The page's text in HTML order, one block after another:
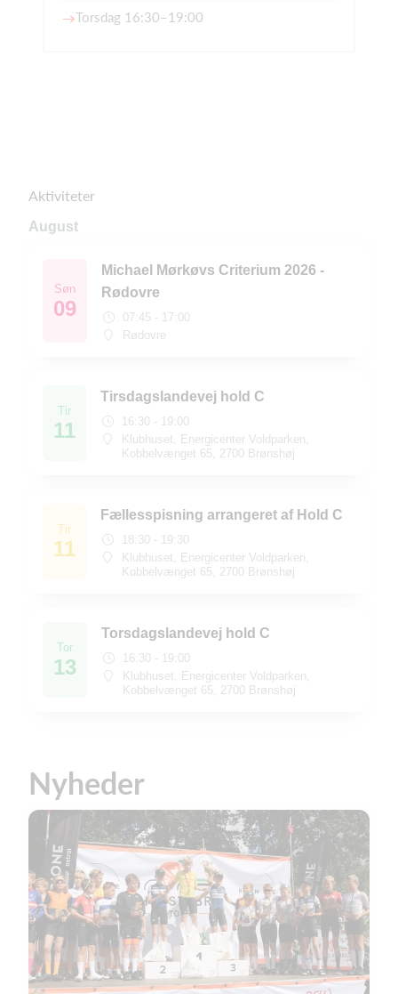
Torsdag 16:30–19:00
Aktiviteter
August
Søn
09
Michael Mørkøvs Criterium 2026 -
Rødovre
07:45 - 17:00
Rødovre
Tir
11
Tirsdagslandevej hold C
16:30 - 19:00
Klubhuset, Energicenter Voldparken,
Kobbelvænget 65, 2700 Brønshøj
Tir
11
Fællesspisning arrangeret af Hold C
18:30 - 19:30
Klubhuset, Energicenter Voldparken,
Kobbelvænget 65, 2700 Brønshøj
Tor
13
Torsdagslandevej hold C
16:30 - 19:00
Klubhuset, Energicenter Voldparken,
Kobbelvænget 65, 2700 Brønshøj
Nyheder